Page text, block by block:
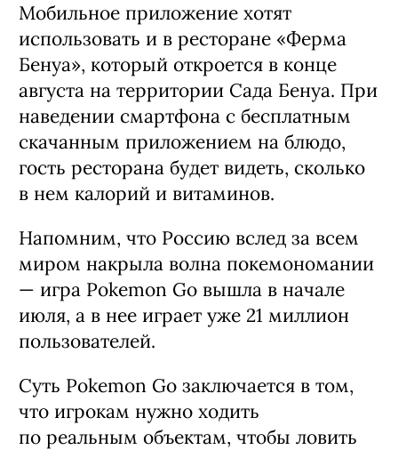
Мобильное приложение хотят
использовать и в ресторане «Ферма
Бенуа», который откроется в конце
августа на территории Сада Бенуа. При
наведении смартфона с бесплатным
скачанным приложением на блюдо,
гость ресторана будет видеть, сколько
в нем калорий и витаминов.
Напомним, что Россию вслед за всем
миром накрыла волна покемономании
— игра Рokemon Go вышла в начале
июля, а в нее играет уже 21 миллион
пользователей.
Суть Рokemon Go заключается в том,
что игрокам нужно ходить
по реальным объектам, чтобы ловить